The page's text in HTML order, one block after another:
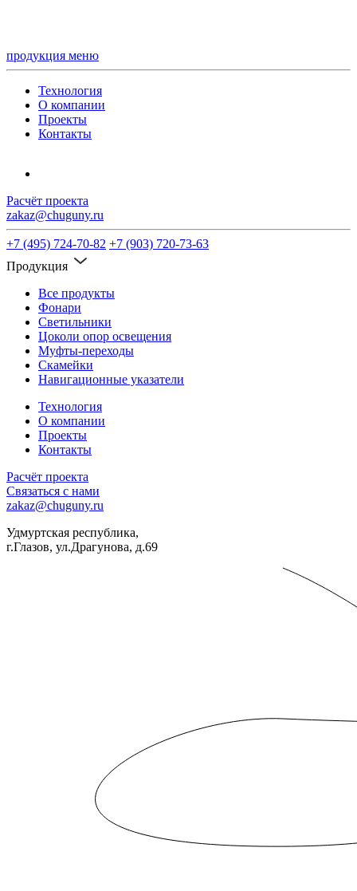
продукция меню
Технология
О компании
Проекты
Контакты
Расчёт проекта
zakaz@chuguny.ru
+7 (495) 724-70-82 +7 (903) 720-73-63
Продукция
Все продукты
Фонари
Светильники
Цоколи опор освещения
Муфты-переходы
Скамейки
Навигационные указатели
Технология
О компании
Проекты
Контакты
Расчёт проекта
Связаться с нами
zakaz@chuguny.ru
Удмуртская республика,
г.Глазов, ул.Драгунова, д.69